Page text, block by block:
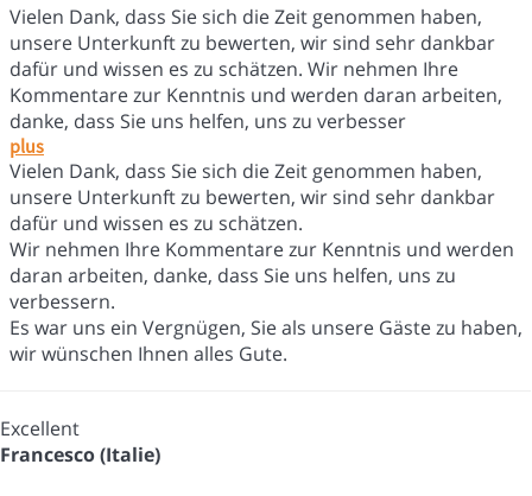
Vielen Dank, dass Sie sich die Zeit genommen haben,
unsere Unterkunft zu bewerten, wir sind sehr dankbar
dafür und wissen es zu schätzen. Wir nehmen Ihre
Kommentare zur Kenntnis und werden daran arbeiten,
danke, dass Sie uns helfen, uns zu verbesser
plus
Vielen Dank, dass Sie sich die Zeit genommen haben,
unsere Unterkunft zu bewerten, wir sind sehr dankbar
dafür und wissen es zu schätzen.
Wir nehmen Ihre Kommentare zur Kenntnis und werden
daran arbeiten, danke, dass Sie uns helfen, uns zu
verbessern.
Es war uns ein Vergnügen, Sie als unsere Gäste zu haben,
wir wünschen Ihnen alles Gute.
Excellent
Francesco (Italie)